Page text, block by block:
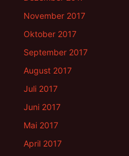
November 2017
Oktober 2017
September 2017
August 2017
Juli 2017
Juni 2017
Mai 2017
April 2017